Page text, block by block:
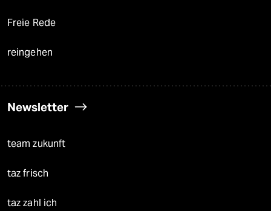
Freie Rede
reingehen
Newsletter
team zukunft
taz frisch
taz zahl ich